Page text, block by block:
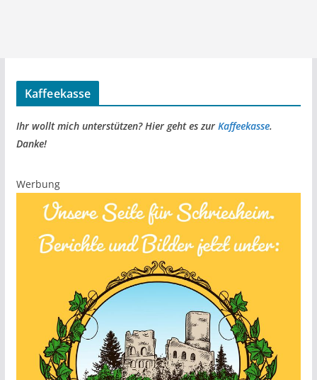
Kaffeekasse
Ihr wollt mich unterstützen? Hier geht es zur Kaffeekasse.
Danke!
Werbung